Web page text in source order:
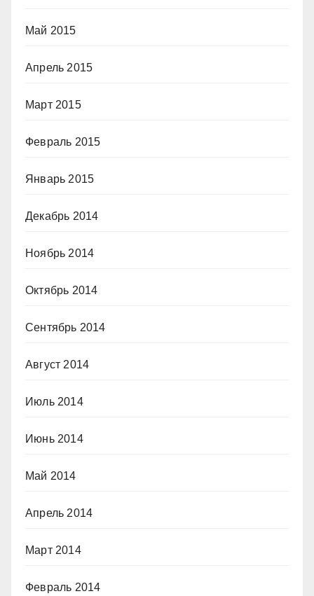
Май 2015
Апрель 2015
Март 2015
Февраль 2015
Январь 2015
Декабрь 2014
Ноябрь 2014
Октябрь 2014
Сентябрь 2014
Август 2014
Июль 2014
Июнь 2014
Май 2014
Апрель 2014
Март 2014
Февраль 2014